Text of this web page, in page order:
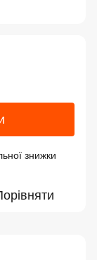
знижки